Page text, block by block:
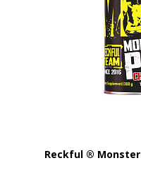
Reckful ® Monster